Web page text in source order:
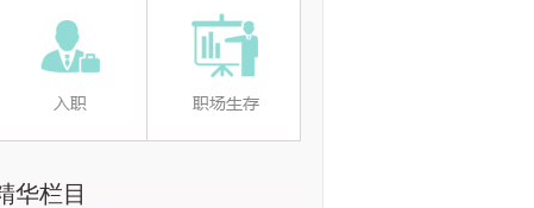
华栏目